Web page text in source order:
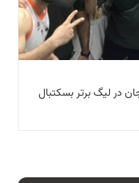
در ليگ برتر بسکتبال